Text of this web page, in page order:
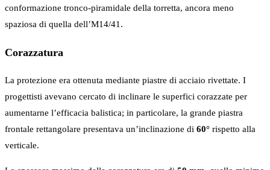
conformazione tronco-piramidale della torretta, ancora meno
spaziosa di quella dell’M14/41.
Corazzatura
La protezione era ottenuta mediante piastre di acciaio rivettate. I
progettisti avevano cercato di inclinare le superfici corazzate per
aumentarne l’efficacia balistica; in particolare, la grande piastra
frontale rettangolare presentava un’inclinazione di 60° rispetto alla
verticale.